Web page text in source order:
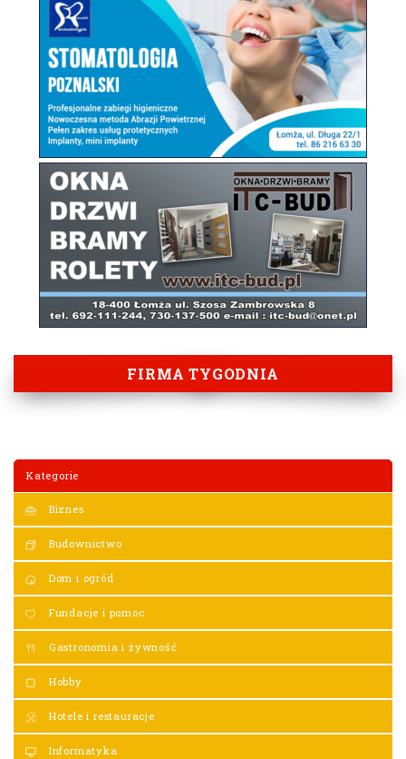
FIRMA TYGODNIA
Kategorie
Biznes
Budownictwo
Dom i ogród
Fundacje i pomoc
Gastronomia i żywność
Hobby
Hotele i restauracje
Informatyka